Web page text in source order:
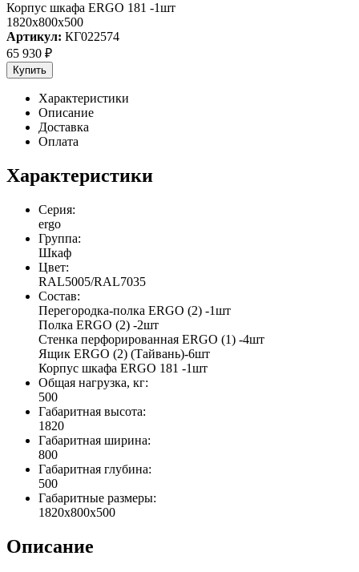
Корпус шкафа ERGO 181 -1шт
1820x800x500
Артикул: КГ022574
65 930 ₽
Купить
Характеристики
Описание
Доставка
Оплата
Характеристики
Серия:
ergo
Группа:
Шкаф
Цвет:
RAL5005/RAL7035
Состав:
Перегородка-полка ERGO (2) -1шт
Полка ERGO (2) -2шт
Стенка перфорированная ERGO (1) -4шт
Ящик ERGO (2) (Тайвань)-6шт
Корпус шкафа ERGO 181 -1шт
Общая нагрузка, кг:
500
Габаритная высота:
1820
Габаритная ширина:
800
Габаритная глубина:
500
Габаритные размеры:
1820x800x500
Описание